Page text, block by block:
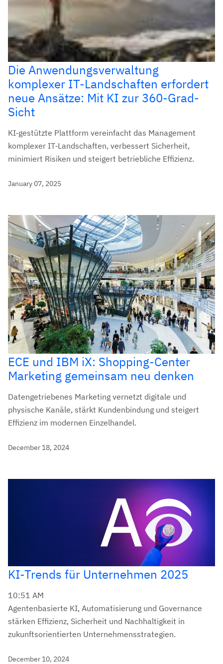
Die Anwendungsverwaltung
komplexer IT-Landschaften erfordert
neue Ansätze: Mit KI zur 360-Grad-
Sicht
KI‑gestützte Plattform vereinfacht das Management
komplexer IT‑Landschaften, verbessert Sicherheit,
minimiert Risiken und steigert betriebliche Effizienz.
January 07, 2025
ECE und IBM iX: Shopping-Center
Marketing gemeinsam neu denken
Datengetriebenes Marketing vernetzt digitale und
physische Kanäle, stärkt Kundenbindung und steigert
Effizienz im modernen Einzelhandel.
December 18, 2024
KI-Trends für Unternehmen 2025
10:51 AM
Agentenbasierte KI, Automatisierung und Governance
stärken Effizienz, Sicherheit und Nachhaltigkeit in
zukunftsorientierten Unternehmensstrategien.
December 10, 2024